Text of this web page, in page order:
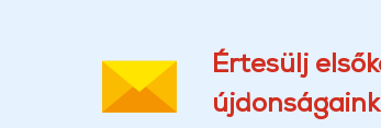
Értesülj